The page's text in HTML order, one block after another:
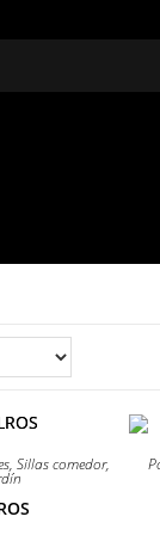
, Sillas comedor,